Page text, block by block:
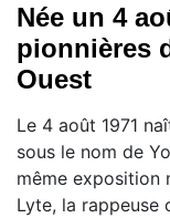
Née un 4
pionnières
Ouest
Le 4 août 1971
sous le nom de
même exposition
Lyte, la rappeuse